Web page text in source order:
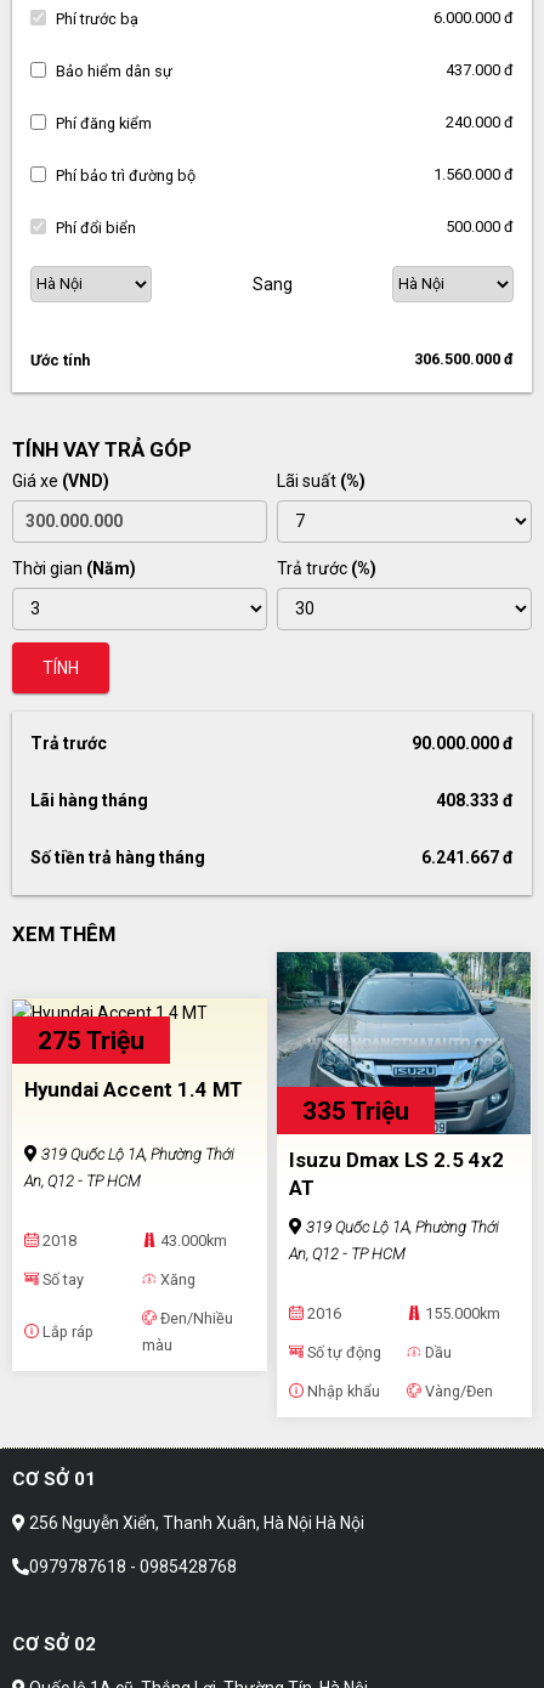
Phí trước bạ 6.000.000 đ
Bảo hiểm dân sự 437.000 đ
Phí đăng kiểm 240.000 đ
Phí bảo trì đường bộ 1.560.000 đ
Phí đổi biển 500.000 đ
Sang
Ước tính 306.500.000 đ
TÍNH VAY TRẢ GÓP
Giá xe (VND) Lãi suất (%)
Thời gian (Năm) Trả trước (%)
TÍNH
Trả trước 90.000.000 đ
Lãi hàng tháng 408.333 đ
Số tiền trả hàng tháng 6.241.667 đ
XEM THÊM
275 Triệu
Hyundai Accent 1.4 MT
319 Quốc Lộ 1A, Phường Thới
An, Q12 - TP HCM
2018 43.000km
Số tay Xăng
Lắp ráp
Đen/Nhiều
màu
335 Triệu
Isuzu Dmax LS 2.5 4x2
AT
319 Quốc Lộ 1A, Phường Thới
An, Q12 - TP HCM
2016 155.000km
Số tự động Dầu
Nhập khẩu Vàng/Đen
CƠ SỞ 01
256 Nguyễn Xiển, Thanh Xuân, Hà Nội Hà Nội
0979787618 - 0985428768
CƠ SỞ 02